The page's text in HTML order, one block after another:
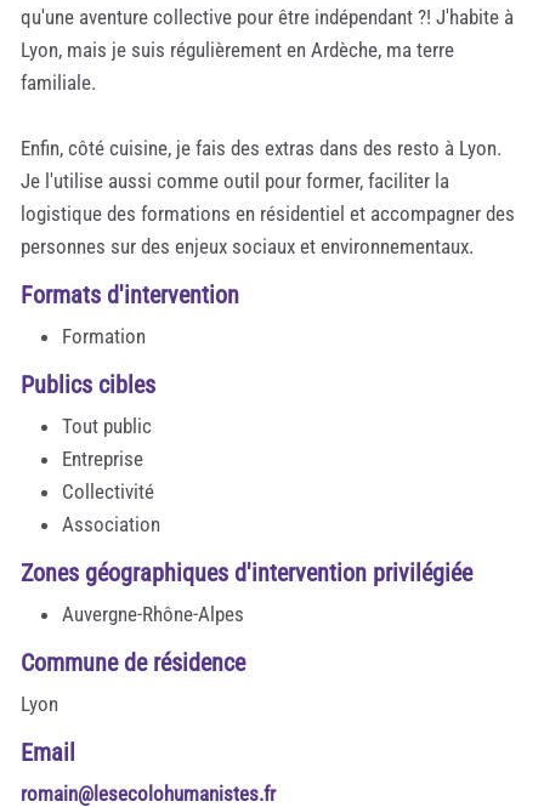
qu'une aventure collective pour être indépendant ?! J'habite à
Lyon, mais je suis régulièrement en Ardèche, ma terre
familiale.
Enfin, côté cuisine, je fais des extras dans des resto à Lyon.
Je l'utilise aussi comme outil pour former, faciliter la
logistique des formations en résidentiel et accompagner des
personnes sur des enjeux sociaux et environnementaux.
Formats d'intervention
Formation
Publics cibles
Tout public
Entreprise
Collectivité
Association
Zones géographiques d'intervention privilégiée
Auvergne-Rhône-Alpes
Commune de résidence
Lyon
Email
romain@lesecolohumanistes.fr